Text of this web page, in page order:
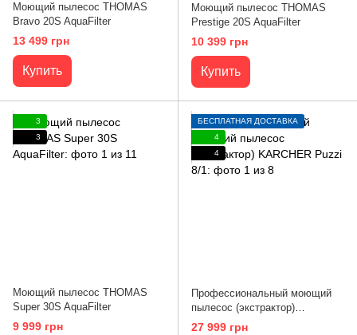
Моющий пылесос THOMAS
Bravo 20S AquaFilter
13 499 грн
Купить
Моющий пылесос THOMAS
Prestige 20S AquaFilter
10 399 грн
Купить
3
3
Моющий пылесос THOMAS
Super 30S AquaFilter
9 999 грн
БЕСПЛАТНАЯ ДОСТАВКА
4
4
Профессиональный моющий
пылесос (экстрактор)
KARCHER Puzzi 8/1
27 999 грн